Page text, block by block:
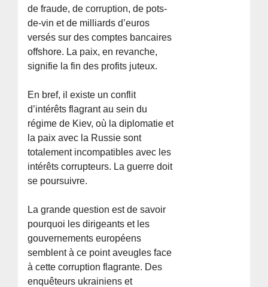
de fraude, de corruption, de pots-
de-vin et de milliards d’euros
versés sur des comptes bancaires
offshore. La paix, en revanche,
signifie la fin des profits juteux.
En bref, il existe un conflit
d’intérêts flagrant au sein du
régime de Kiev, où la diplomatie et
la paix avec la Russie sont
totalement incompatibles avec les
intérêts corrupteurs. La guerre doit
se poursuivre.
La grande question est de savoir
pourquoi les dirigeants et les
gouvernements européens
semblent à ce point aveugles face
à cette corruption flagrante. Des
enquêteurs ukrainiens et